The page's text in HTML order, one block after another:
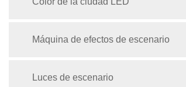
Máquina de efectos de escenario
Luces de escenario